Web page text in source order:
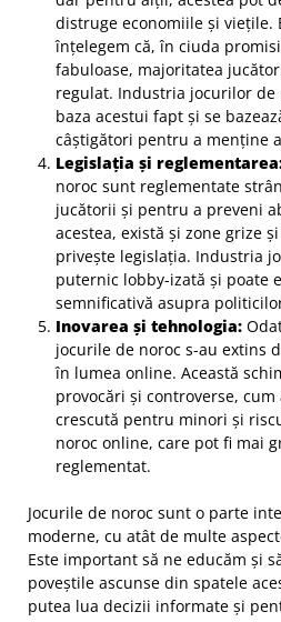
distruge economiile și viețile.
înțelegem că, în ciuda
fabuloase, majoritatea
regulat. Industria jocurilor de
baza acestui fapt și se
câștigători pentru a menține
Legislația și
noroc sunt reglementate
jucătorii și pentru a preveni
acestea, există și zone grize
privește legislația. Industria
puternic lobby-izată și poate
semnificativă asupra
Inovarea și tehnologia:
jocurile de noroc s-au extins
în lumea online. Această
provocări și controverse,
crescută pentru minori și
noroc online, care pot fi mai
reglementat.
Jocurile de noroc sunt o parte
moderne, cu atât de multe
Este important să ne educăm și
poveștile ascunse din spatele
putea lua decizii informate și